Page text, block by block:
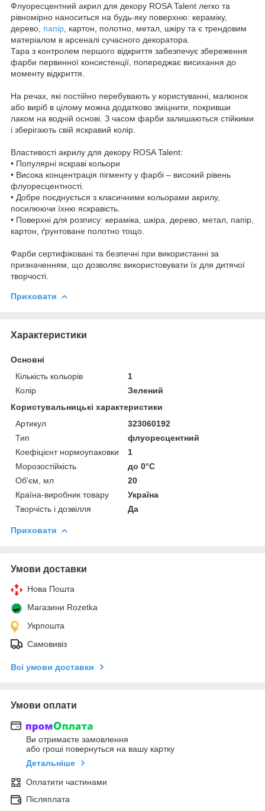
Флуоресцентний акрил для декору ROSA Talent легко та
рівномірно наноситься на будь-яку поверхню: кераміку,
дерево, папір , картон, полотно, метал, шкіру та є трендовим
матеріалом в арсеналі сучасного декоратора.
Тара з контролем першого відкриття забезпечує збереження
фарби первинної консистенції, попереджає висихання до
моменту відкриття.
На речах, які постійно перебувають у користуванні, малюнок
або виріб в цілому можна додатково зміцнити, покривши
лаком на водній основі. З часом фарби залишаються стійкими
і зберігають свій яскравий колір.
Властивості акрилу для декору ROSA Talent:
• Популярні яскраві кольори
• Висока концентрація пігменту у фарбі – високий рівень
флуоресцентності.
• Добре поєднується з класичними кольорами акрилу,
посилюючи їхню яскравість.
• Поверхні для розпису: кераміка, шкіра, дерево, метал, папір,
картон, ґрунтоване полотно тощо.
Фарби сертифіковані та безпечні при використанні за
призначенням, що дозволяє використовувати їх для дитячої
творчості.
Приховати
Характеристики
Основні
Кількість кольорів
1
Колір
Зелений
Користувальницькі характеристики
Артикул
323060192
Тип
флуоресцентний
Коефіцієнт нормоупаковки
1
Морозостійкість
до 0°C
Об'єм, мл
20
Країна-виробник товару
Україна
Творчість і дозвілля
Да
Приховати
Умови доставки
Нова Пошта
Магазини Rozetka
Укрпошта
Самовивіз
Всі умови доставки
Умови оплати
Ви отримаєте замовлення
або гроші повернуться на вашу картку
Детальніше
Оплатити частинами
Післяплата